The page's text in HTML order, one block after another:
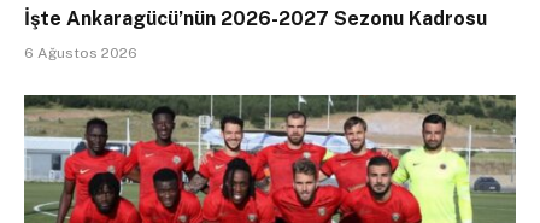
İşte Ankaragücü’nün 2026-2027 Sezonu Kadrosu
6 Ağustos 2026